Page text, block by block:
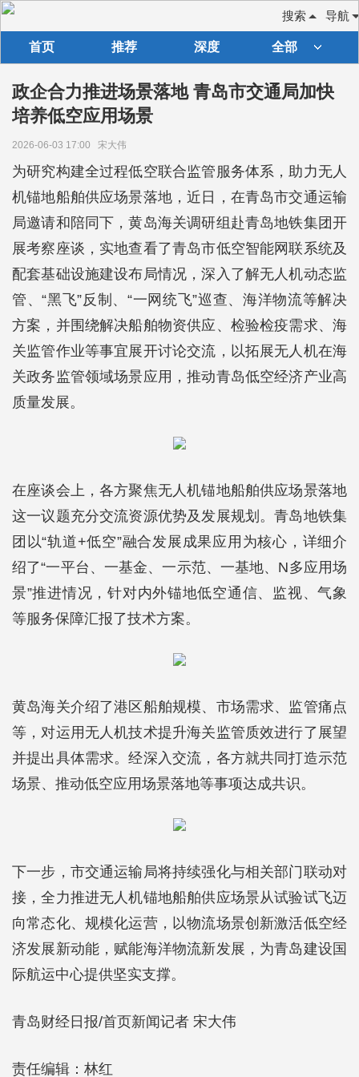
导航
搜索
首页 推荐 深度 全部
政企合力推进场景落地 青岛市交通局加快
培养低空应用场景
2026-06-03 17:00 宋大伟
为研究构建全过程低空联合监管服务体系，助力无人
机锚地船舶供应场景落地，近日，在青岛市交通运输
局邀请和陪同下，黄岛海关调研组赴青岛地铁集团开
展考察座谈，实地查看了青岛市低空智能网联系统及
配套基础设施建设布局情况，深入了解无人机动态监
管、“黑飞”反制、“一网统飞”巡查、海洋物流等解决
方案，并围绕解决船舶物资供应、检验检疫需求、海
关监管作业等事宜展开讨论交流，以拓展无人机在海
关政务监管领域场景应用，推动青岛低空经济产业高
质量发展。
在座谈会上，各方聚焦无人机锚地船舶供应场景落地
这一议题充分交流资源优势及发展规划。青岛地铁集
团以“轨道+低空”融合发展成果应用为核心，详细介
绍了“一平台、一基金、一示范、一基地、N多应用场
景”推进情况，针对内外锚地低空通信、监视、气象
等服务保障汇报了技术方案。
黄岛海关介绍了港区船舶规模、市场需求、监管痛点
等，对运用无人机技术提升海关监管质效进行了展望
并提出具体需求。经深入交流，各方就共同打造示范
场景、推动低空应用场景落地等事项达成共识。
下一步，市交通运输局将持续强化与相关部门联动对
接，全力推进无人机锚地船舶供应场景从试验试飞迈
向常态化、规模化运营，以物流场景创新激活低空经
济发展新动能，赋能海洋物流新发展，为青岛建设国
际航运中心提供坚实支撑。
青岛财经日报/首页新闻记者 宋大伟
责任编辑：林红